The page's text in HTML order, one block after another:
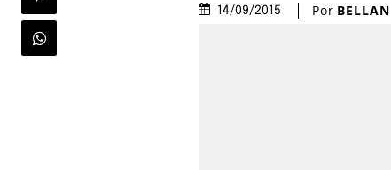
14/09/2015 Por BELLAN